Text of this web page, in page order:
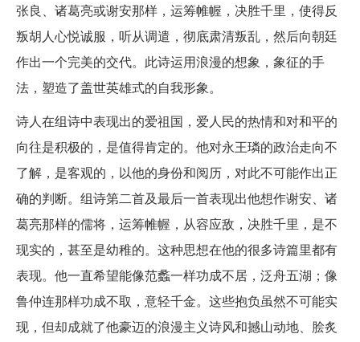
张良、诸葛亮或谢安那样，运筹帷幄，决胜千里，使得反
叛胡人心悦诚服，听从调遣，彻底肃清叛乱，然后向朝廷
作出一个完美的交代。此诗运用浪漫的想象，象征的手
法，塑造了盖世英雄式的自我形象。
诗人在组诗中表现出的爱祖国，爱人民的热情和对和平的
向往是积极的，是值得肯定的。他对永王璘的政治走向不
了解，是客观的，以他的身份和阅历，对此不可能作出正
确的判断。组诗第二首及最后一首表现出他想作谢安、诸
葛亮那样的儒将，运筹帷幄，从容应敌，决胜千里，是不
现实的，甚至是幼稚的。这种思想在他的很多诗篇里都有
表现。他一直希望能像范蠡一样功成不居，泛舟五湖；像
鲁仲连那样功成不取，意轻千金。这些抱负虽然不可能实
现，但却成就了他豪迈的浪漫主义诗风和撼山动地、脍炙